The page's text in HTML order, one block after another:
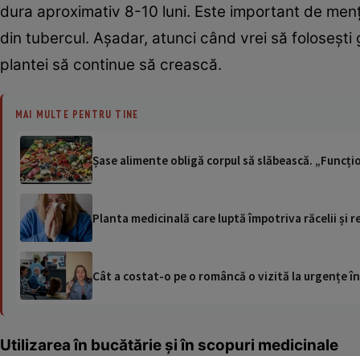
dura aproximativ 8-10 luni. Este important de
din tubercul. Așadar, atunci când vrei să
plantei să continue să crească.
MAI MULTE PENTRU TINE
Șase alimente obligă corpul să slăbească.
Planta medicinală care luptă împotriva răcelii și
Cât a costat-o pe o româncă o vizită la urgențe
Utilizarea în bucătărie și în scopuri medicinale